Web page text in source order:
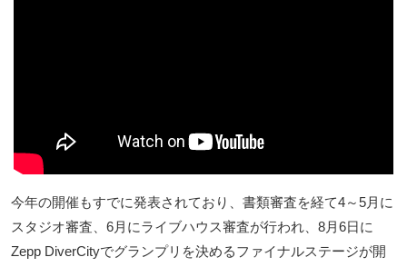
今年の開催もすでに発表されており、書類審査を経て4～5月に
スタジオ審査、6月にライブハウス審査が行われ、8月6日に
Zepp DiverCityでグランプリを決めるファイナルステージが開